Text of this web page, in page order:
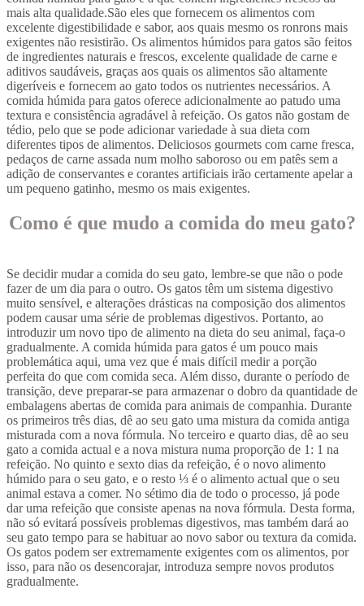
mais alta qualidade.São eles que fornecem os alimentos com
excelente digestibilidade e sabor, aos quais mesmo os ronrons mais
exigentes não resistirão. Os alimentos húmidos para gatos são feitos
de ingredientes naturais e frescos, excelente qualidade de carne e
aditivos saudáveis, graças aos quais os alimentos são altamente
digeríveis e fornecem ao gato todos os nutrientes necessários. A
comida húmida para gatos oferece adicionalmente ao patudo uma
textura e consistência agradável à refeição. Os gatos não gostam de
tédio, pelo que se pode adicionar variedade à sua dieta com
diferentes tipos de alimentos. Deliciosos gourmets com carne fresca,
pedaços de carne assada num molho saboroso ou em patês sem a
adição de conservantes e corantes artificiais irão certamente apelar a
um pequeno gatinho, mesmo os mais exigentes.
Como é que mudo a comida do meu gato?
Se decidir mudar a comida do seu gato, lembre-se que não o pode
fazer de um dia para o outro. Os gatos têm um sistema digestivo
muito sensível, e alterações drásticas na composição dos alimentos
podem causar uma série de problemas digestivos. Portanto, ao
introduzir um novo tipo de alimento na dieta do seu animal, faça-o
gradualmente. A comida húmida para gatos é um pouco mais
problemática aqui, uma vez que é mais difícil medir a porção
perfeita do que com comida seca. Além disso, durante o período de
transição, deve preparar-se para armazenar o dobro da quantidade de
embalagens abertas de comida para animais de companhia. Durante
os primeiros três dias, dê ao seu gato uma mistura da comida antiga
misturada com a nova fórmula. No terceiro e quarto dias, dê ao seu
gato a comida actual e a nova mistura numa proporção de 1: 1 na
refeição. No quinto e sexto dias da refeição, é o novo alimento
húmido para o seu gato, e o resto ⅓ é o alimento actual que o seu
animal estava a comer. No sétimo dia de todo o processo, já pode
dar uma refeição que consiste apenas na nova fórmula. Desta forma,
não só evitará possíveis problemas digestivos, mas também dará ao
seu gato tempo para se habituar ao novo sabor ou textura da comida.
Os gatos podem ser extremamente exigentes com os alimentos, por
isso, para não os desencorajar, introduza sempre novos produtos
gradualmente.